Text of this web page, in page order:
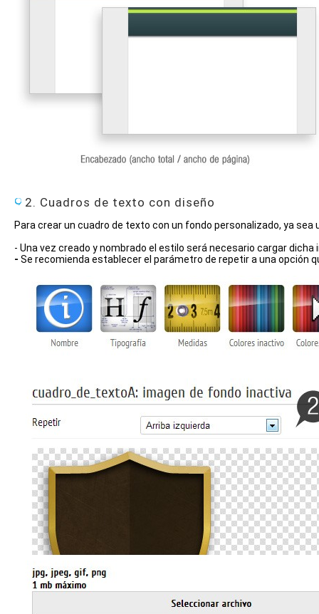
2. Cuadros de texto con diseño
Para crear un cuadro de texto con un fondo personalizado, ya
- Una vez creado y nombrado el estilo será necesario cargar
- Se recomienda establecer el parámetro de repetir a una opción